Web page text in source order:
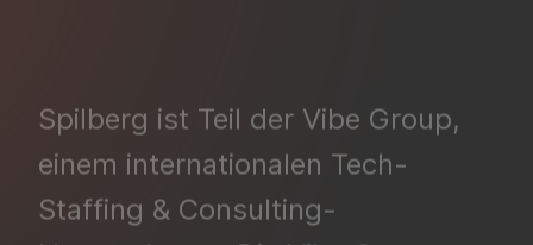
Spilberg ist Teil der Vibe Group,
einem internationalen Tech-
Staffing & Consulting-